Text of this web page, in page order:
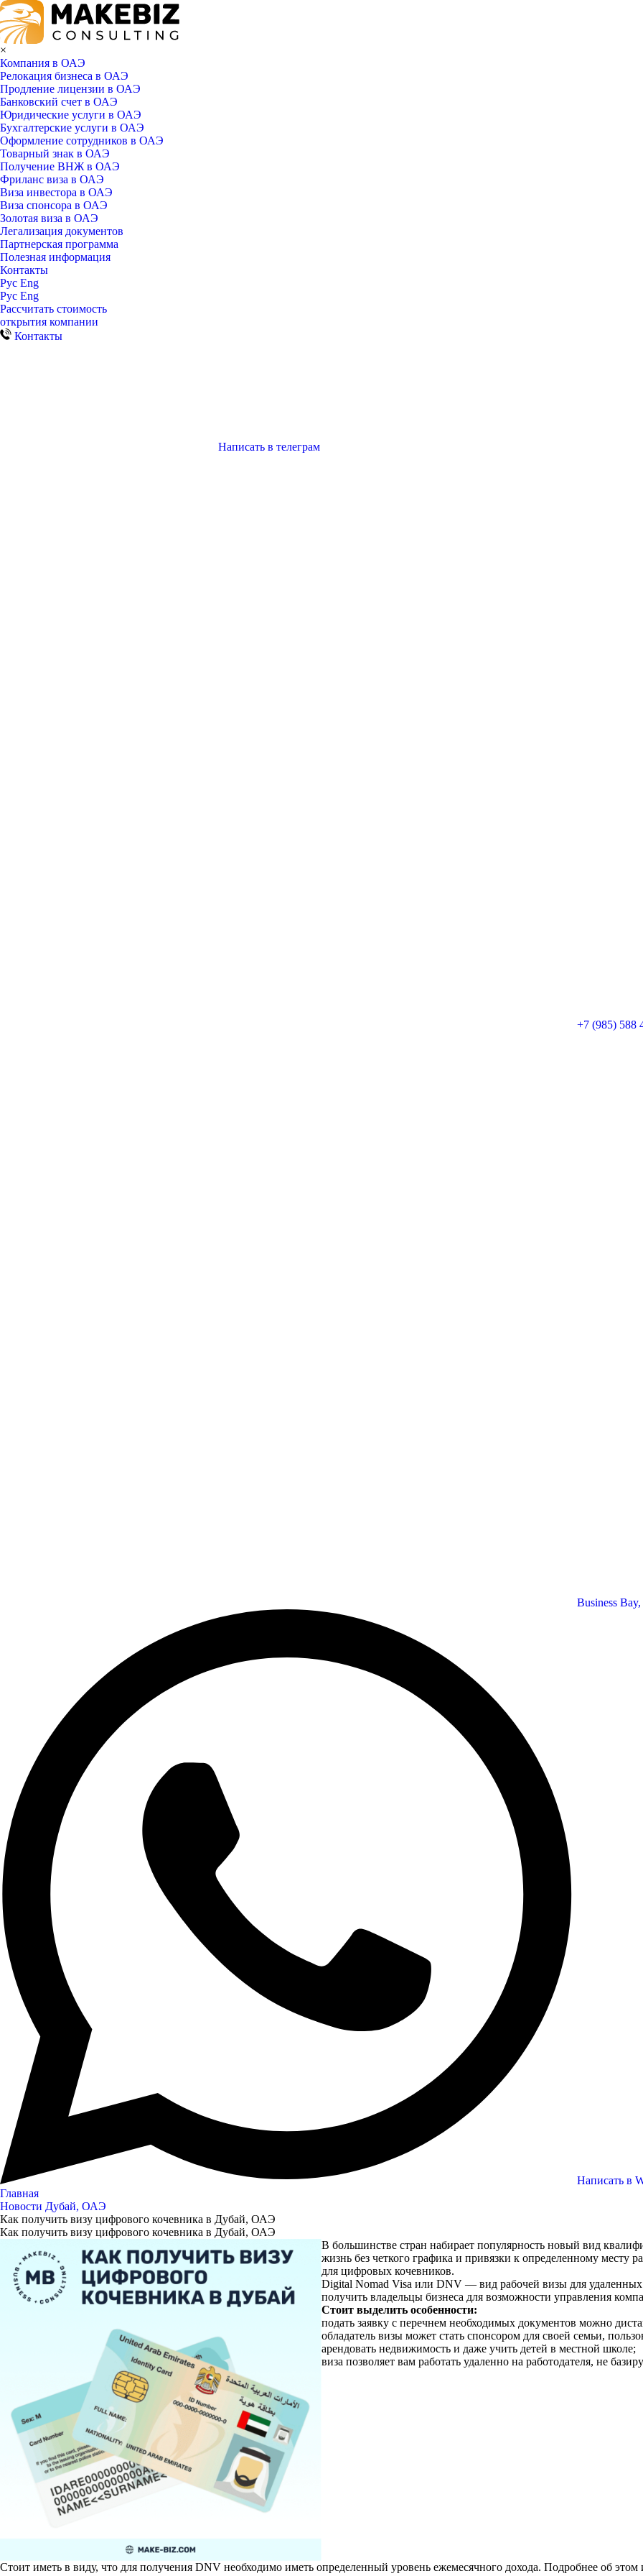
×
Компания в ОАЭ
Релокация бизнеса в ОАЭ
Продление лицензии в ОАЭ
Банковский счет в ОАЭ
Юридические услуги в ОАЭ
Бухгалтерские услуги в ОАЭ
Оформление сотрудников в ОАЭ
Товарный знак в ОАЭ
Получение ВНЖ в ОАЭ
Фриланс виза в ОАЭ
Виза инвестора в ОАЭ
Виза спонсора в ОАЭ
Золотая виза в ОАЭ
Легализация документов
Партнерская программа
Полезная информация
Контакты
Рус Eng
Рус Eng
Рассчитать стоимость
открытия компании
Контакты
Написать в телеграм
+7 (985) 588
Business
Написать в
Главная
Новости Дубай, ОАЭ
Как получить визу цифрового кочевника в Дубай, ОАЭ
Как получить визу цифрового кочевника в Дубай, ОАЭ
В большинстве стран набирает популярность новый вид
жизнь без четкого графика и привязки к определенному
для цифровых кочевников.
Digital Nomad Visa или DNV — вид рабочей визы для
получить владельцы бизнеса для возможности управления
Стоит выделить особенности:
подать заявку с перечнем необходимых документов можно
обладатель визы может стать спонсором для своей семьи,
арендовать недвижимость и даже учить детей в местной школе;
виза позволяет вам работать удаленно на работодателя, не
Стоит иметь в виду, что для получения DNV необходимо иметь определенный уровень ежемесячного дохода. Подробнее об